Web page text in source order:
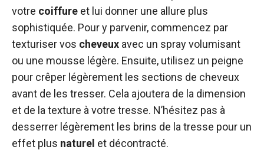
votre coiffure et lui donner une allure plus
sophistiquée. Pour y parvenir, commencez par
texturiser vos cheveux avec un spray volumisant
ou une mousse légère. Ensuite, utilisez un peigne
pour crêper légèrement les sections de cheveux
avant de les tresser. Cela ajoutera de la dimension
et de la texture à votre tresse. N’hésitez pas à
desserrer légèrement les brins de la tresse pour un
effet plus naturel et décontracté.